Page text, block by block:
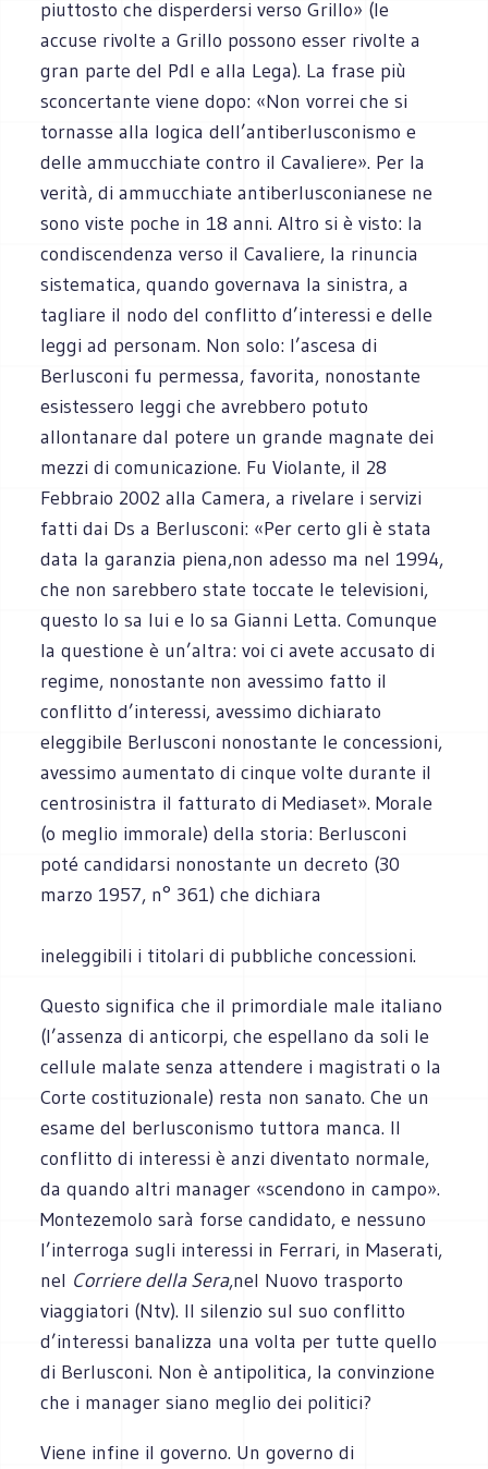
piuttosto che disperdersi verso Grillo» (le
accuse rivolte a Grillo possono esser rivolte a
gran parte del Pdl e alla Lega). La frase più
sconcertante viene dopo: «Non vorrei che si
tornasse alla logica dell’antiberlusconismo e
delle ammucchiate contro il Cavaliere». Per la
verità, di ammucchiate antiberlusconianese ne
sono viste poche in 18 anni. Altro si è visto: la
condiscendenza verso il Cavaliere, la rinuncia
sistematica, quando governava la sinistra, a
tagliare il nodo del conflitto d’interessi e delle
leggi ad personam. Non solo: l’ascesa di
Berlusconi fu permessa, favorita, nonostante
esistessero leggi che avrebbero potuto
allontanare dal potere un grande magnate dei
mezzi di comunicazione. Fu Violante, il 28
Febbraio 2002 alla Camera, a rivelare i servizi
fatti dai Ds a Berlusconi: «Per certo gli è stata
data la garanzia piena,non adesso ma nel 1994,
che non sarebbero state toccate le televisioni,
questo lo sa lui e lo sa Gianni Letta. Comunque
la questione è un’altra: voi ci avete accusato di
regime, nonostante non avessimo fatto il
conflitto d’interessi, avessimo dichiarato
eleggibile Berlusconi nonostante le concessioni,
avessimo aumentato di cinque volte durante il
centrosinistra il fatturato di Mediaset». Morale
(o meglio immorale) della storia: Berlusconi
poté candidarsi nonostante un decreto (30
marzo 1957, n° 361) che dichiara
ineleggibili i titolari di pubbliche concessioni.
Questo significa che il primordiale male italiano
(l’assenza di anticorpi, che espellano da soli le
cellule malate senza attendere i magistrati o la
Corte costituzionale) resta non sanato. Che un
esame del berlusconismo tuttora manca. Il
conflitto di interessi è anzi diventato normale,
da quando altri manager «scendono in campo».
Montezemolo sarà forse candidato, e nessuno
l’interroga sugli interessi in Ferrari, in Maserati,
nel Corriere della Sera,nel Nuovo trasporto
viaggiatori (Ntv). Il silenzio sul suo conflitto
d’interessi banalizza una volta per tutte quello
di Berlusconi. Non è antipolitica, la convinzione
che i manager siano meglio dei politici?
Viene infine il governo. Un governo di